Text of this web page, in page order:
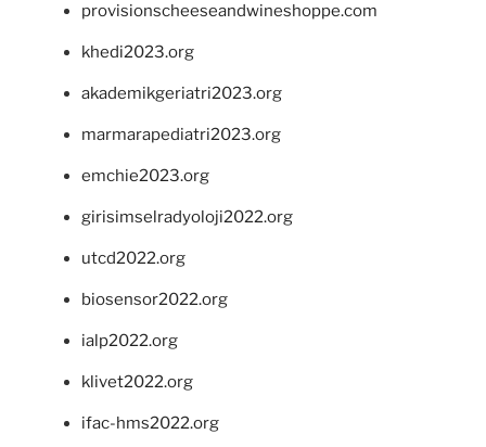
provisionscheeseandwineshoppe.com
khedi2023.org
akademikgeriatri2023.org
marmarapediatri2023.org
emchie2023.org
girisimselradyoloji2022.org
utcd2022.org
biosensor2022.org
ialp2022.org
klivet2022.org
ifac-hms2022.org